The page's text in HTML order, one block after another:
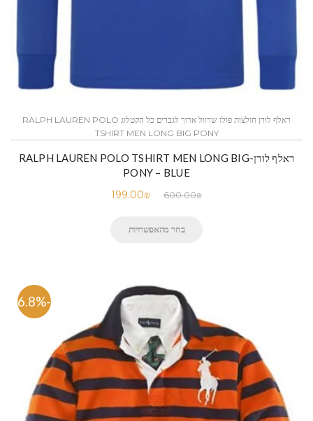
ראלף לורן חולצות פולו שרוול ארוך לגברים כל הקטלוג RALPH LAUREN POLO
TSHIRT MEN LONG BIG PONY
ראלף לורן-RALPH LAUREN POLO TSHIRT MEN LONG BIG
PONY – BLUE
600.00₪
199.00₪
בחר מהאפשרויות
-66.8%